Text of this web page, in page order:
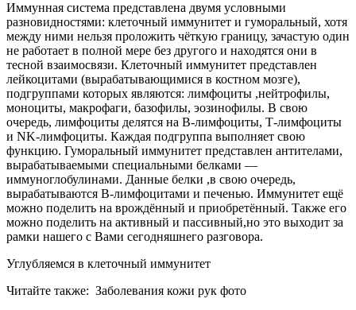
Иммунная система представлена двумя условными
разновидностями: клеточный иммунитет и гуморальный, хотя
между ними нельзя проложить чёткую границу, зачастую один
не работает в полной мере без другого и находятся они в
тесной взаимосвязи. Клеточный иммунитет представлен
лейкоцитами (вырабатывающимися в костном мозге),
подгруппами которых являются: лимфоциты ,нейтрофилы,
моноциты, макрофаги, базофилы, эозинофилы. В свою
очередь, лимфоциты делятся на В-лимфоциты, Т-лимфоциты
и NK-лимфоциты. Каждая подгруппа выполняет свою
функцию. Гуморальный иммунитет представлен антителами,
вырабатываемыми специальными белками —
иммуноглобулинами. Данные белки ,в свою очередь,
вырабатываются В-лимфоцитами и печенью. Иммунитет ещё
можно поделить на врождённый и приобретённый. Также его
можно поделить на активный и пассивный,но это выходит за
рамки нашего с Вами сегодняшнего разговора.
Углубляемся в клеточный иммунитет
Читайте также: Заболевания кожи рук фото